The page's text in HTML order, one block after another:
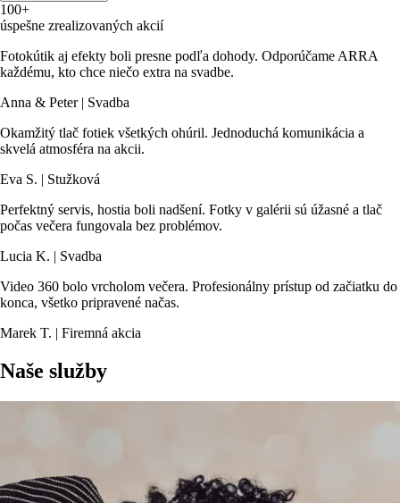
100+
úspešne zrealizovaných akcií
Fotokútik aj efekty boli presne podľa dohody. Odporúčame ARRA
každému, kto chce niečo extra na svadbe.
Anna & Peter | Svadba
Okamžitý tlač fotiek všetkých ohúril. Jednoduchá komunikácia a
skvelá atmosféra na akcii.
Eva S. | Stužková
Perfektný servis, hostia boli nadšení. Fotky v galérii sú úžasné a tlač
počas večera fungovala bez problémov.
Lucia K. | Svadba
Video 360 bolo vrcholom večera. Profesionálny prístup od začiatku do
konca, všetko pripravené načas.
Marek T. | Firemná akcia
Naše služby